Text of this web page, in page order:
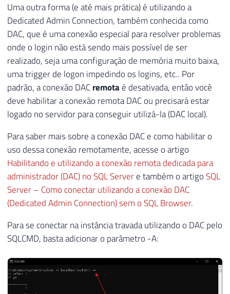
Uma outra forma (e até mais prática) é utilizando a
Dedicated Admin Connection, também conhecida como
DAC, que é uma conexão especial para resolver problemas
onde o login não está sendo mais possível de ser
realizado, seja uma configuração de memória muito baixa,
uma trigger de logon impedindo os logins, etc.. Por
padrão, a conexão DACremota é desativada, então você
deve habilitar a conexão remota DAC ou precisará estar
logado no servidor para conseguir utilizá-la (DAC local).
Para saber mais sobre a conexão DAC e como habilitar o
uso dessa conexão remotamente, acesse o artigo
Habilitando e utilizando a conexão remota dedicada para
administrador (DAC) no SQL Servere também o artigoSQL
Server – Como conectar utilizando a conexão DAC
(Dedicated Admin Connection) sem o SQL Browser.
Para se conectar na instância travada utilizando o DAC pelo
SQLCMD, basta adicionar o parâmetro -A: